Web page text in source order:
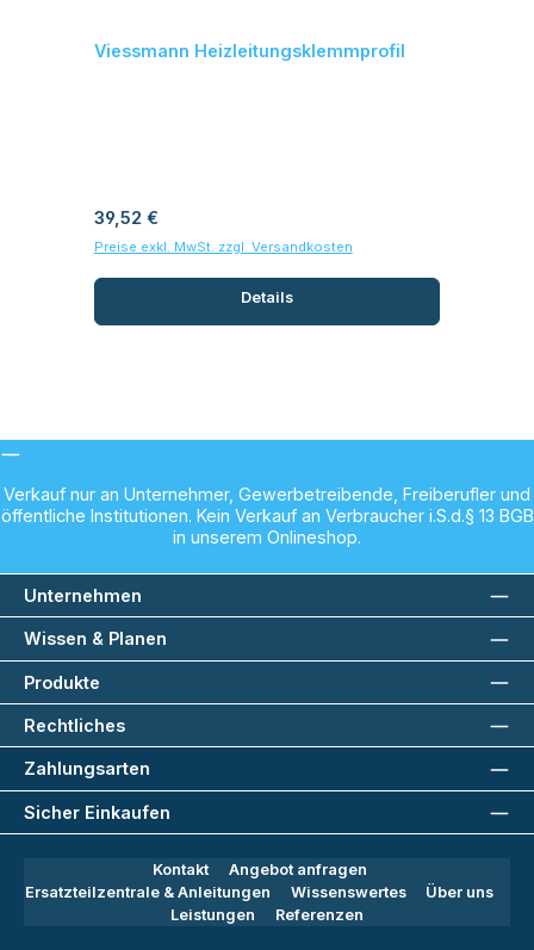
Viessmann Heizleitungsklemmprofil
Regulärer Preis:
39,52 €
Preise exkl. MwSt. zzgl. Versandkosten
Details
Verkauf nur an Unternehmer, Gewerbetreibende, Freiberufler und
öffentliche Institutionen. Kein Verkauf an Verbraucher i.S.d.§ 13 BGB
in unserem Onlineshop.
Unternehmen
Wissen & Planen
Produkte
Rechtliches
Zahlungsarten
Sicher Einkaufen
Kontakt
Angebot anfragen
Ersatzteilzentrale & Anleitungen
Wissenswertes
Über uns
Leistungen
Referenzen